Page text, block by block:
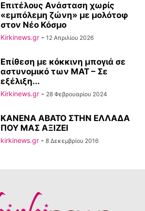
Επιτέλους Ανάσταση χωρίς
«εμπόλεμη ζώνη» με μολότοφ
στον Νέο Κόσμο
Kirkinews.gr - 12 Απριλίου 2026
Επίθεση με κόκκινη μπογιά σε
αστυνομικό των ΜΑΤ – Σε
εξέλιξη...
Kirkinews.gr - 28 Φεβρουαρίου 2024
ΚΑΝΕΝΑ ΑΒΑΤΟ ΣΤΗΝ ΕΛΛΑΔΑ
ΠΟΥ ΜΑΣ ΑΞΙΖΕΙ
kirkinews.gr - 8 Δεκεμβρίου 2016